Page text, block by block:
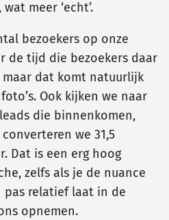
meer ‘echt’.
bezoekers op onze
de tijd die bezoekers daar
maar dat komt natuurlijk
Ook kijken we naar
die binnenkomen,
we 31,5
Dat is een erg hoog
zelfs als je de nuance
pas relatief laat in de
opnemen.